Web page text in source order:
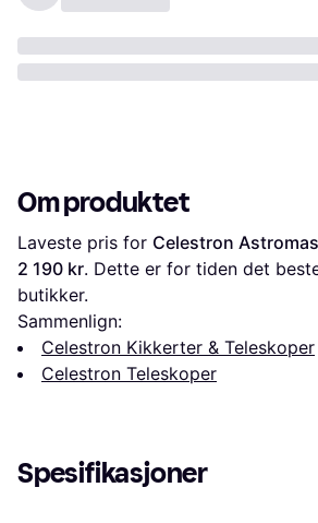
Om produktet
Laveste pris for Celestron
2 190 kr. Dette er for tiden det
butikker.
Sammenlign:
Celestron Kikkerter & Teleskoper
Celestron Teleskoper
Spesifikasjoner